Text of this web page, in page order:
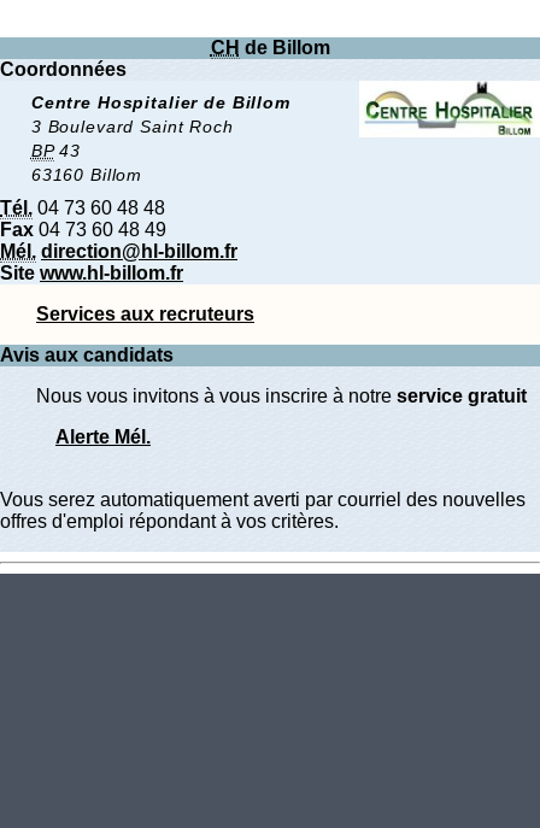
CH de Billom
Coordonnées
Centre Hospitalier de Billom
3 Boulevard Saint Roch
BP43
63160 Billom
Tél. 04 73 60 48 48
Fax 04 73 60 48 49
Mél. direction@hl-billom.fr
Site www.hl-billom.fr
Services aux recruteurs
Avis aux candidats
Nous vous invitons à vous inscrire à notre service gratuit
Alerte Mél.
Vous serez automatiquement averti par courriel des nouvelles
offres d'emploi répondant à vos critères.